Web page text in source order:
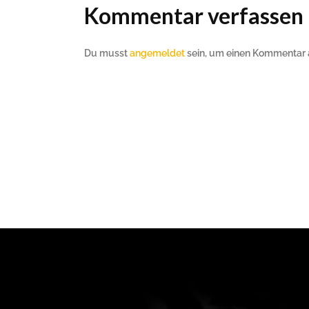
Kommentar verfassen
Du musstangemeldetsein, um einen